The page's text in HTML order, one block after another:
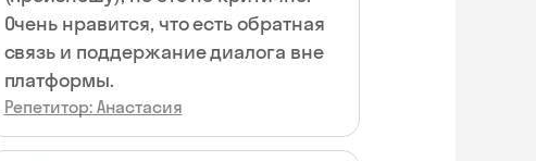
Очень нравится, что есть обратная
связь и поддержание диалога вне
платформы.
Репетитор: Анастасия